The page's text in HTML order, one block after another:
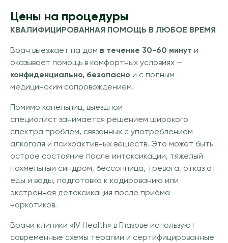
Цены на процедуры
КВАЛИФИЦИРОВАННАЯ ПОМОЩЬ В ЛЮБОЕ ВРЕМЯ
Врач выезжает на дом в течение 30-60 минут и
оказывает помощь в комфортных условиях —
конфиденциально, безопасно и с полным
медицинским сопровождением.
Помимо капельниц, выездной
специалист занимается решением широкого
спектра проблем, связанных с употреблением
алкоголя и психоактивных веществ. Это может быть
острое состояние после интоксикации, тяжелый
похмельный синдром, бессонница, тревога, отказ от
еды и воды, подготовка к кодированию или
экстренная детоксикация после приёма
наркотиков.
Врачи клиники «IV Health» в Глазове используют
современные схемы терапии и сертифицированные